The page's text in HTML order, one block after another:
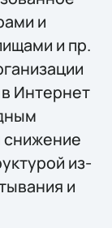
и
и пр.
Интернет
из-
и